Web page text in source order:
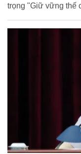
trọng "Giữ vững thế
CSND trân trọng